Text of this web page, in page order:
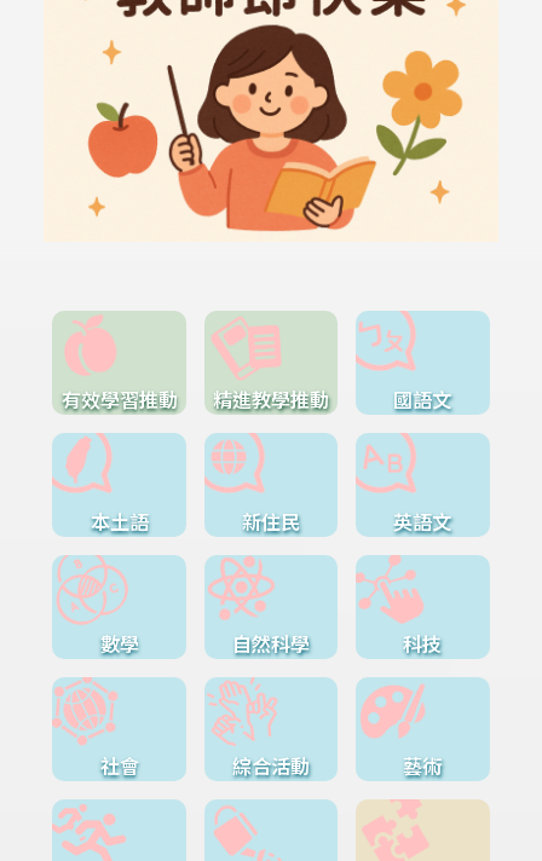
有效學習推動 精進教學推動 國語文
本土語 新住民 英語文
數學 自然科學 科技
社會 綜合活動 藝術